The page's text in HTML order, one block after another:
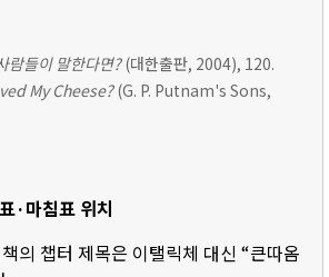
람들이 말한다면?(대한출판, 2004), 120.
My Cheese?(G. P. Putnam's Sons,
·마침표 위치
의 챕터 제목은 이탤릭체 대신 “큰따옴